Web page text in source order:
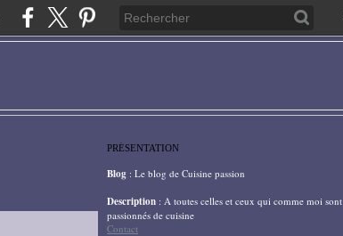
PRÉSENTATION
Blog : Le blog de Cuisine passion
Description : A toutes celles et ceux qui comme moi sont
passionnés de cuisine
Contact